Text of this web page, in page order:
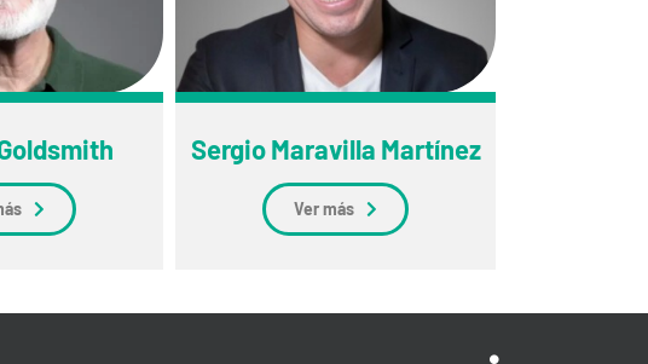
Sergio Maravilla Martínez
Ver más